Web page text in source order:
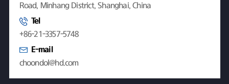
Road, Minhang District, Shanghai, China
Tel
+86-21-3357-5748
E-mail
choondol@hd.com